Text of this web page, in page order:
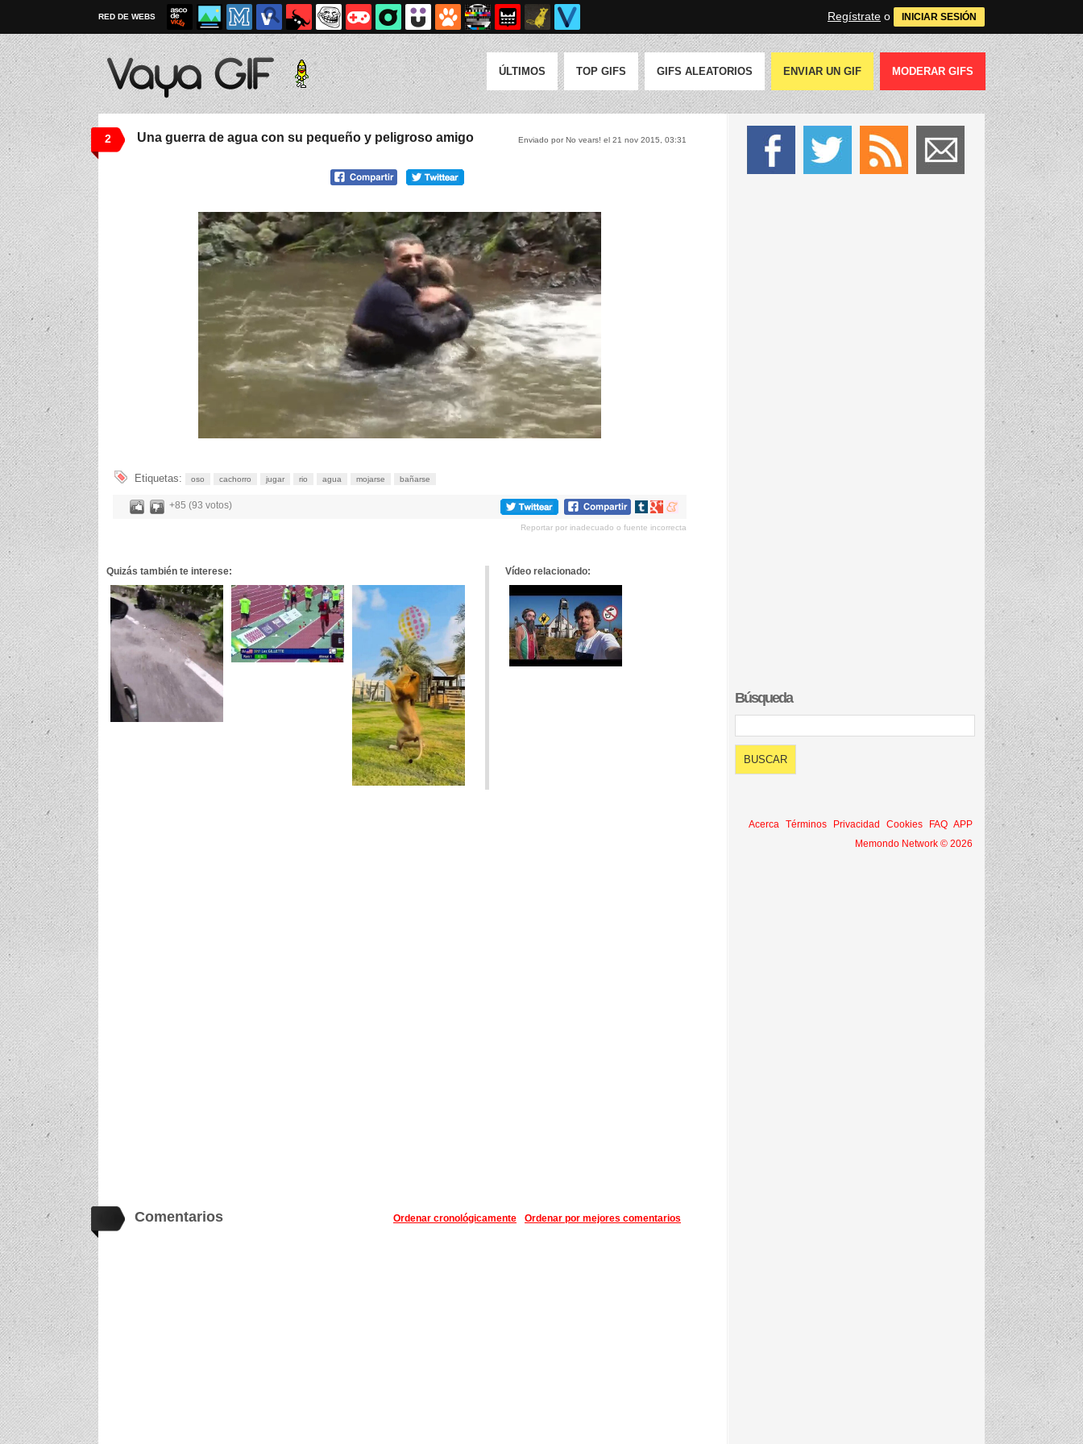
RED DE WEBS Regístrate o INICIAR SESIÓN
ÚLTIMOS TOP GIFS GIFS ALEATORIOS ENVIAR UN GIF MODERAR GIFS
2 Enviado por No vears! el 21 nov 2015, 03:31
Una guerra de agua con su pequeño y peligroso amigo
Etiquetas: oso cachorro jugar rio agua mojarse bañarse
+85 (93 votos)
Compartir
tumblr
Compartir
Google+
Compartir
meneame
Reportar por inadecuado o fuente incorrecta
Quizás también te interese: Vídeo relacionado:
Comentarios Ordenar por mejores comentarios
Ordenar cronológicamente
Búsqueda
Acerca Términos Privacidad Cookies FAQ APP
Memondo Network © 2026